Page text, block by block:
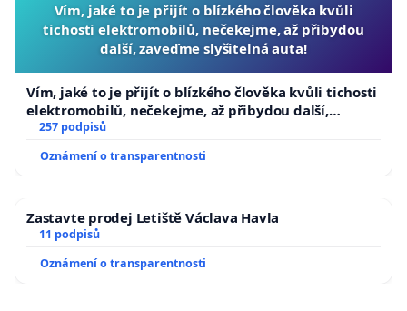
Vím, jaké to je přijít o blízkého člověka kvůli
tichosti elektromobilů, nečekejme, až přibydou
další, zaveďme slyšitelná auta!
Vím, jaké to je přijít o blízkého člověka kvůli tichosti
elektromobilů, nečekejme, až přibydou další,
zaveďme slyšitelná auta!
257 podpisů
Oznámení o transparentnosti
Zastavte prodej Letiště Václava Havla
11 podpisů
Oznámení o transparentnosti